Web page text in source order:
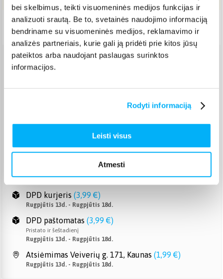
bei skelbimus, teikti visuomeninės medijos funkcijas ir
analizuoti srautą. Be to, svetainės naudojimo informaciją
bendriname su visuomeninės medijos, reklamavimo ir
analizės partneriais, kurie gali ją pridėti prie kitos jūsų
pateiktos arba naudojant paslaugas surinktos
informacijos.
Rodyti informaciją
Leisti visus
Atmesti
Pristatymas Lietuvoje: 4-7 d.d.
Venipak paštomatas
Omniva paštomatas (2,39 €)
Smartposti paštomatas 2,19 €
Rugpjūtis 13d. - Rugpjūtis 18d.
DPD kurjeris (3,99 €)
Rugpjūtis 13d. - Rugpjūtis 18d.
DPD paštomatas (3,99 €)
Pristato ir šeštadienį
Rugpjūtis 13d. - Rugpjūtis 18d.
Atsiėmimas Veiverių g. 171, Kaunas (1,99 €)
Rugpjūtis 13d. - Rugpjūtis 18d.